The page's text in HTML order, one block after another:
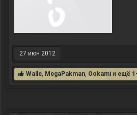
27 июн 2012
Walle, MegaPakman, Ookami и ещё